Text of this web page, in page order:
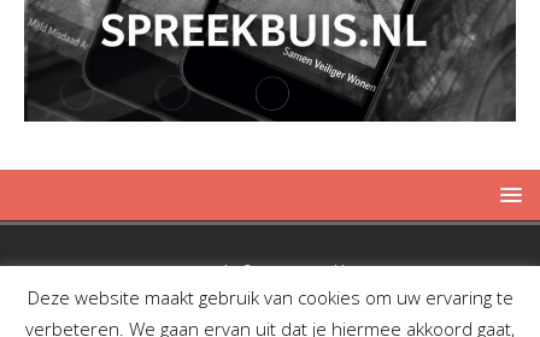
Copyright © 2019 Spreekbuis
Deze website maakt gebruik van cookies om uw ervaring te
verbeteren. We gaan ervan uit dat je hiermee akkoord gaat,